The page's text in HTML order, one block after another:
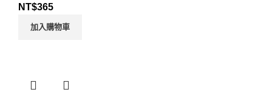
NT$365
加入購物車